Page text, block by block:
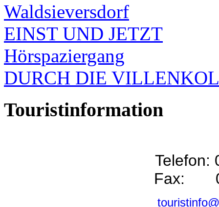
Waldsieversdorf
EINST UND JETZT
Hörspaziergang
DURCH DIE
Touristinformation
Telefon:
Fax: